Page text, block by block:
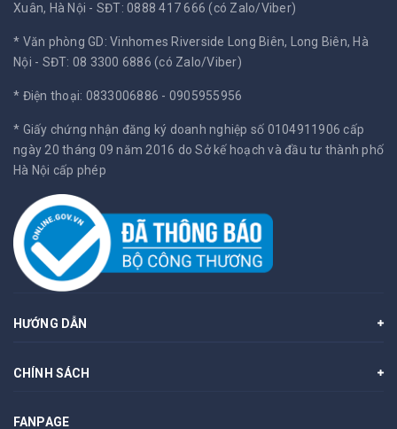
Xuân, Hà Nội - SĐT: 0888 417 666 (có Zalo/Viber)
* Văn phòng GD: Vinhomes Riverside Long Biên, Long Biên, Hà
Nội - SĐT: 08 3300 6886 (có Zalo/Viber)
* Điện thoại: 0833006886 - 0905955956
* Giấy chứng nhận đăng ký doanh nghiệp số 0104911906 cấp
ngày 20 tháng 09 năm 2016 do Sở kế hoạch và đầu tư thành phố
Hà Nội cấp phép
HƯỚNG DẪN
CHÍNH SÁCH
FANPAGE